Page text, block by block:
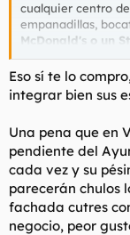
cualquier centro
empanadillas,
McDonald's o un
aberración. De
Eso sí te lo
integrar bien sus
Una pena que en
pendiente del
cada vez y su
parecerán chulos
fachada cutres
negocio, peor